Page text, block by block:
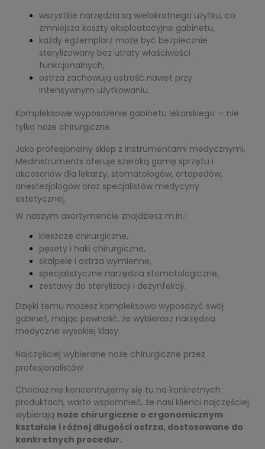
wszystkie narzędzia są wielokrotnego użytku, co
zmniejsza koszty eksploatacyjne gabinetu,
każdy egzemplarz może być bezpiecznie
sterylizowany bez utraty właściwości
funkcjonalnych,
ostrza zachowują ostrość nawet przy
intensywnym użytkowaniu.
Kompleksowe wyposażenie gabinetu lekarskiego — nie
tylko noże chirurgiczne
Jako profesjonalny sklep z instrumentami medycznymi,
Medinstruments oferuje szeroką gamę sprzętu i
akcesoriów dla lekarzy, stomatologów, ortopedów,
anestezjologów oraz specjalistów medycyny
estetycznej.
W naszym asortymencie znajdziesz m.in.:
kleszcze chirurgiczne,
pęsety i haki chirurgiczne,
skalpele i ostrza wymienne,
specjalistyczne narzędzia stomatologiczne,
zestawy do sterylizacji i dezynfekcji.
Dzięki temu możesz kompleksowo wyposażyć swój
gabinet, mając pewność, że wybierasz narzędzia
medyczne wysokiej klasy.
Najczęściej wybierane noże chirurgiczne przez
profesjonalistów
Chociaż nie koncentrujemy się tu na konkretnych
produktach, warto wspomnieć, że nasi klienci najczęściej
wybierają noże chirurgiczne o ergonomicznym
kształcie i różnej długości ostrza, dostosowane do
konkretnych procedur.